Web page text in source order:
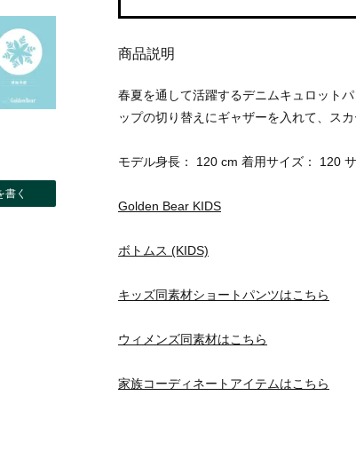
書く
商品説明
春夏を通して活躍するデニムキュロット
ップの切り替えにギャザーを入れて、ス
モデル身長： 120 cm 着用サイズ： 120
Golden Bear KIDS
ボトムス (KIDS)
キッズ同素材ショートパンツはこちら
ウィメンズ同素材はこちら
家族コーディネートアイテムはこちら